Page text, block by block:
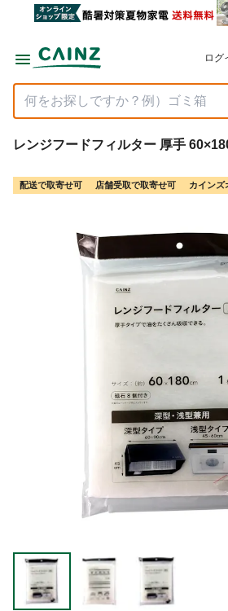
ログ
レンジフードフィルター 厚手
配送で取寄せ可 店舗受取で取寄せ可 カインズ